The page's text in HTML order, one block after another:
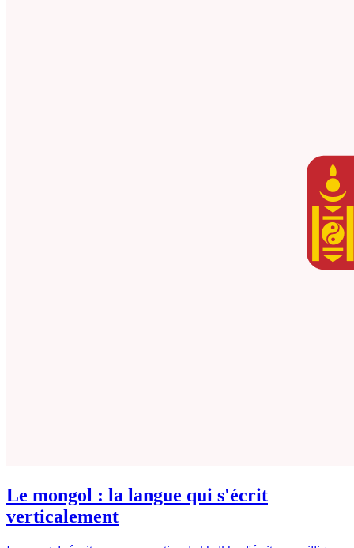
Le mongol : la langue qui s'écrit
verticalement